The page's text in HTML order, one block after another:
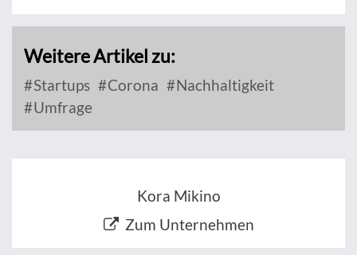
Weitere Artikel zu:
Startups Corona
Nachhaltigkeit
Umfrage
Kora Mikino
Zum Unternehmen